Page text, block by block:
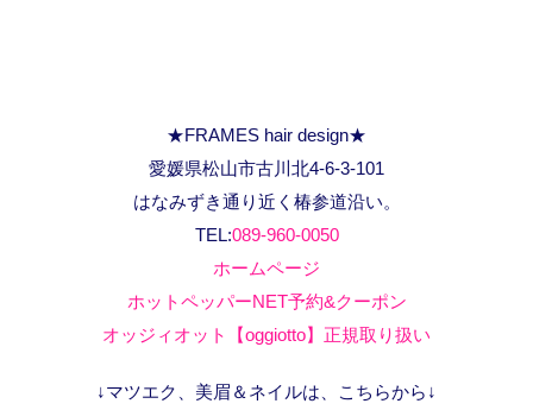
★FRAMES hair design★
愛媛県松山市古川北4-6-3-101
はなみずき通り近く椿参道沿い。
TEL:089-960-0050
ホームページ
ホットペッパーNET予約&クーポン
オッジィオット【oggiotto】正規取り扱い
↓マツエク、美眉＆ネイルは、こちらから↓